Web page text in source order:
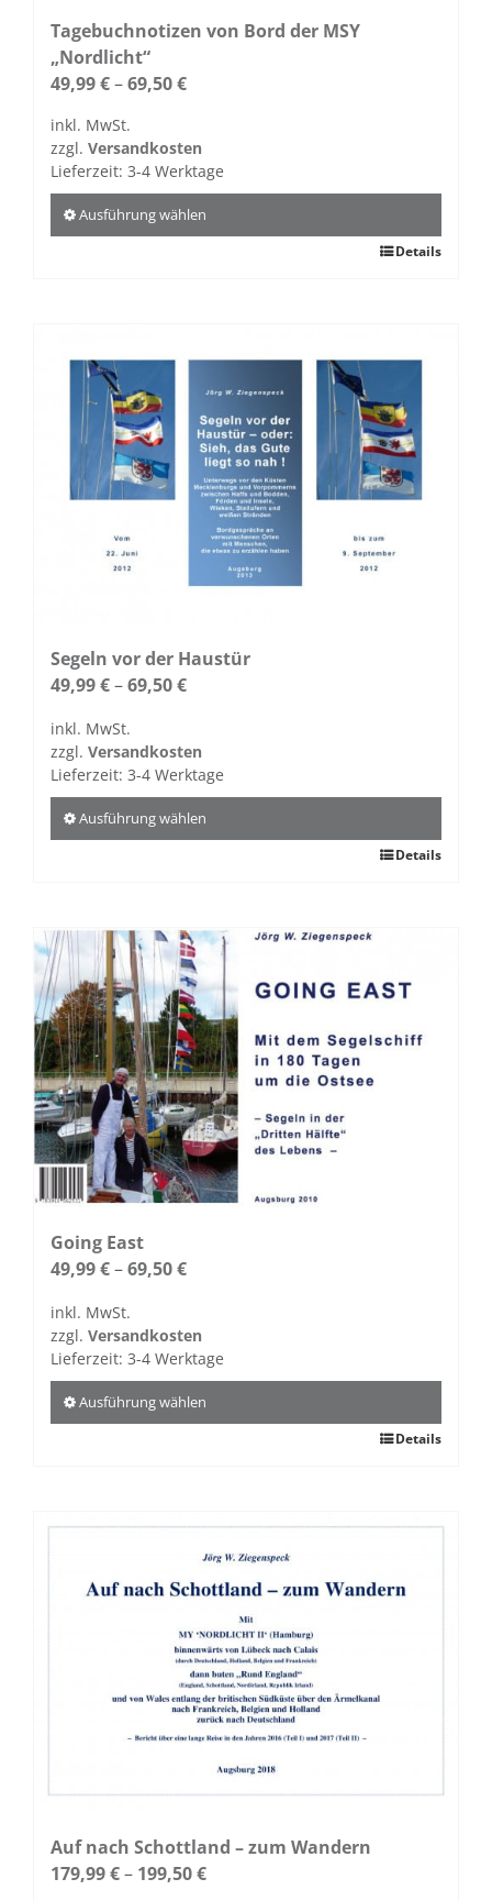
Tagebuchnotizen von Bord der MSY
„Nordlicht“
49,99€–69,50€
inkl. MwSt.
zzgl. Versandkosten
Lieferzeit: 3-4 Werktage
Ausführung wählen
Varianten
Optionen
können
auf
Produktseite
gewählt
Details
Segeln vor der Haustür
49,99€–69,50€
inkl. MwSt.
zzgl. Versandkosten
Lieferzeit: 3-4 Werktage
Ausführung wählen
mehrere
Varianten
auf.
Die
Optionen
können
auf
der
Produktseite
gewählt
werden
Details
Going East
49,99€–69,50€
inkl. MwSt.
zzgl. Versandkosten
Lieferzeit: 3-4 Werktage
Ausführung wählen
mehrere
Produktseite
Details
Auf nach Schottland – zum Wandern
179,99€– 199,50€